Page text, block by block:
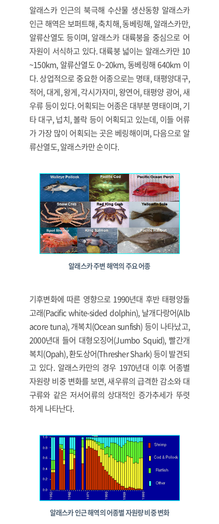
알래스카 인근의 북극해 수산물 생산동향 알래스카
인근 해역은 보퍼트해, 축치해, 동베링해, 알래스카만,
알류산열도 등이며, 알래스카 대륙붕을 중심으로 어
자원이 서식하고 있다. 대륙붕 넓이는 알래스카만 10
~150km, 알류산열도 0~20km, 동베링해 640km 이
다. 상업적으로 중요한 어종으로는 명태, 태평양대구,
적어, 대게, 왕게, 각시가자미, 왕연어, 태평양 광어, 새
우류 등이 있다. 어획되는 어종은 대부분 명태이며, 기
타 대구, 넙치, 볼락 등이 어획되고 있는데, 이들 어류
가 가장 많이 어획되는 곳은 베링해이며, 다음으로 알
류산열도, 알래스카만 순이다.
알래스카 주변 해역의 주요 어종
기후변화에 따른 영향으로 1990년대 후반 태평양돌
고래(Pacific white-sided dolphin), 날개다랑어(Alb
acore tuna), 개복치(Ocean sunfish) 등이 나타났고,
2000년대 들어 대형오징어(Jumbo Squid), 빨간개
복치(Opah), 환도상어(Thresher Shark) 등이 발견되
고 있다. 알래스카만의 경우 1970년대 이후 어종별
자원량 비중 변화를 보면, 새우류의 급격한 감소와 대
구류와 같은 저서어류의 상대적인 증가추세가 뚜렷
하게 나타난다.
알래스카 인근 해역의 어종별 자원량 비중 변화